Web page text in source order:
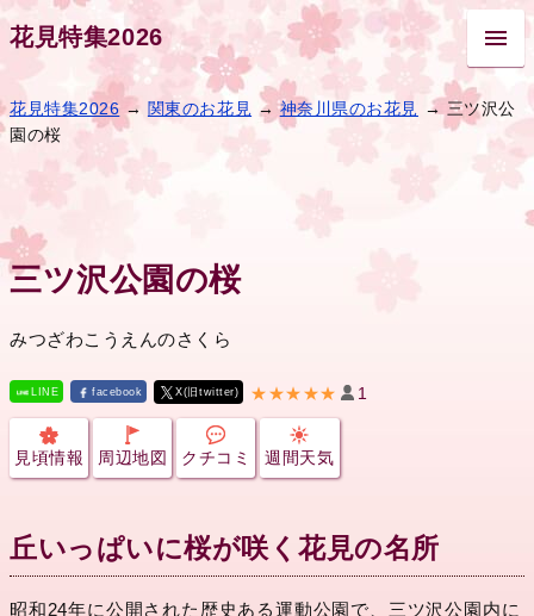
花見特集2026
花見特集2026 → 関東のお花見 →神奈川県のお花見 → 三ツ沢公
園の桜
三ツ沢公園の桜
みつざわこうえんのさくら
LINE facebook X(旧twitter) ★★★★★ 1
見頃情報 周辺地図 クチコミ 週間天気
丘いっぱいに桜が咲く花見の名所
昭和24年に公開された歴史ある運動公園で、三ツ沢公園内に